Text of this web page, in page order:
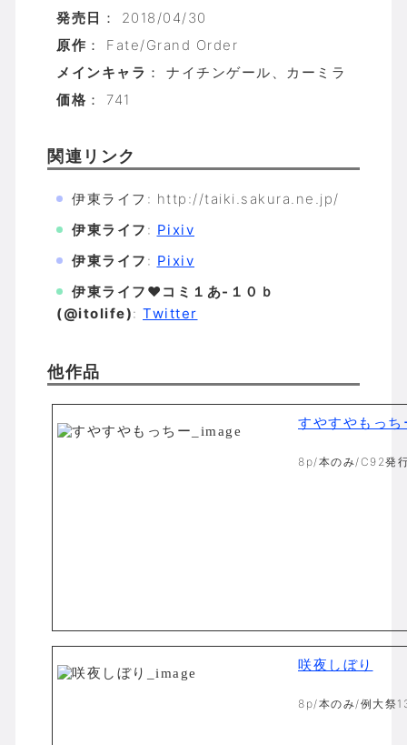
発売日 ： 2018/04/30
原作 ： Fate/Grand Order
メインキャラ ： ナイチンゲール、カーミラ
価格 ： 741
関連リンク
伊東ライフ: http://taiki.sakura.ne.jp/
伊東ライフ : Pixiv
伊東ライフ : Pixiv
伊東ライフ♥コミ１あ-１０ｂ
(@itolife): Twitter
他作品
すやすやもっち
8p/本のみ/C92発
咲夜しぼり
8p/本のみ/例大祭